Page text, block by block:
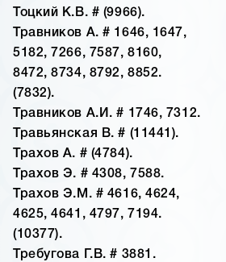
Тоцкий К.В. # (9966).
Травников А. # 1646, 1647,
5182, 7266, 7587, 8160,
8472, 8734, 8792, 8852.
(7832).
Травников А.И. # 1746, 7312.
Травьянская В. # (11441).
Трахов А. # (4784).
Трахов Э. # 4308, 7588.
Трахов Э.М. # 4616, 4624,
4625, 4641, 4797, 7194.
(10377).
Требугова Г.В. # 3881.